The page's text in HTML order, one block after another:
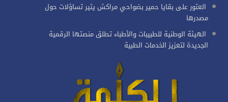
العثور على بقايا حمير بضواحي مراكش يثير تساؤلات حول
مصدرها
الهيئة الوطنية للطبيبات والأطباء تطلق منصتها الرقمية
الجديدة لتعزيز الخدمات الطبية